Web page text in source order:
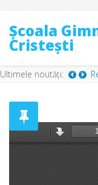
Școala
Cristești
Ultimele noutăți: